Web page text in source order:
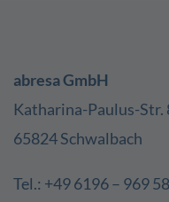
abresa GmbH
Katharina-Paulus-Str.
65824 Schwalbach
Tel.: +49 6196 – 969